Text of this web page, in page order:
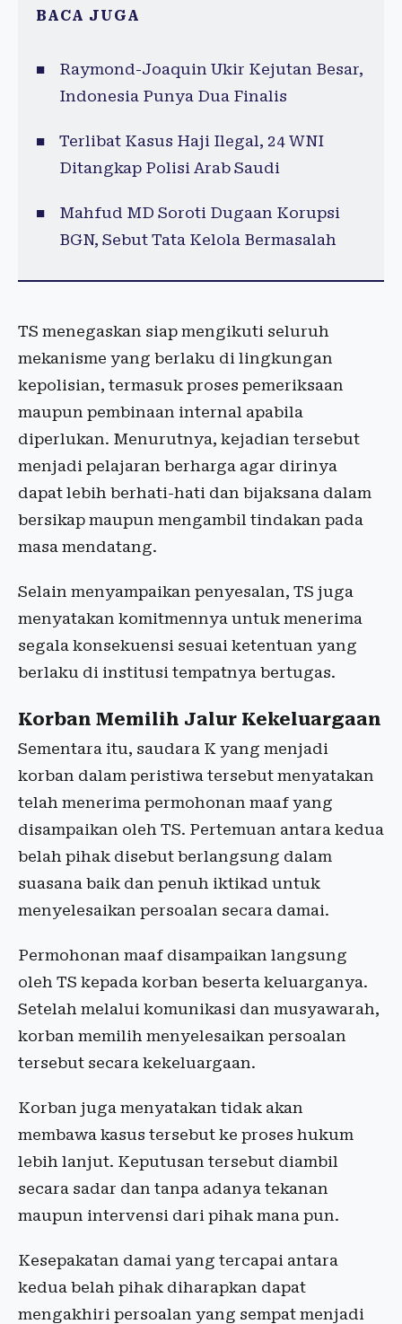
BACA JUGA
Raymond-Joaquin Ukir Kejutan Besar,
Indonesia Punya Dua Finalis
Terlibat Kasus Haji Ilegal, 24 WNI
Ditangkap Polisi Arab Saudi
Mahfud MD Soroti Dugaan Korupsi
BGN, Sebut Tata Kelola Bermasalah
TS menegaskan siap mengikuti seluruh
mekanisme yang berlaku di lingkungan
kepolisian, termasuk proses pemeriksaan
maupun pembinaan internal apabila
diperlukan. Menurutnya, kejadian tersebut
menjadi pelajaran berharga agar dirinya
dapat lebih berhati-hati dan bijaksana dalam
bersikap maupun mengambil tindakan pada
masa mendatang.
Selain menyampaikan penyesalan, TS juga
menyatakan komitmennya untuk menerima
segala konsekuensi sesuai ketentuan yang
berlaku di institusi tempatnya bertugas.
Korban Memilih Jalur Kekeluargaan
Sementara itu, saudara K yang menjadi
korban dalam peristiwa tersebut menyatakan
telah menerima permohonan maaf yang
disampaikan oleh TS. Pertemuan antara kedua
belah pihak disebut berlangsung dalam
suasana baik dan penuh iktikad untuk
menyelesaikan persoalan secara damai.
Permohonan maaf disampaikan langsung
oleh TS kepada korban beserta keluarganya.
Setelah melalui komunikasi dan musyawarah,
korban memilih menyelesaikan persoalan
tersebut secara kekeluargaan.
Korban juga menyatakan tidak akan
membawa kasus tersebut ke proses hukum
lebih lanjut. Keputusan tersebut diambil
secara sadar dan tanpa adanya tekanan
maupun intervensi dari pihak mana pun.
Kesepakatan damai yang tercapai antara
kedua belah pihak diharapkan dapat
mengakhiri persoalan yang sempat menjadi